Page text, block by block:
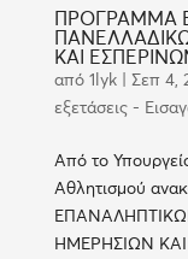
ΠΡΟΓΡΑΜΜΑ
ΚΑΙ
από 1lyk| Σεπ 4,
εξετάσεις -
Από το
Αθλητισμού
ΗΜΕΡΗΣΙΩΝ